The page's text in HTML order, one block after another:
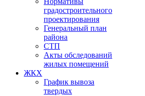
градостроительного
проектирования
Генеральный план
района
СТП
Акты обследований
жилых помещений
ЖКХ
График вывоза
твердых